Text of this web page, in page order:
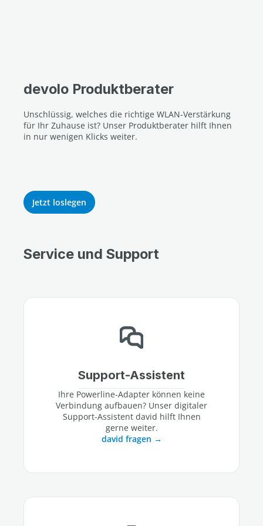
devolo Produktberater
Unschlüssig, welches die richtige WLAN-Verstärkung
für Ihr Zuhause ist? Unser Produktberater hilft Ihnen
in nur wenigen Klicks weiter.
Jetzt loslegen
Service und Support
Support-Assistent
Ihre Powerline-Adapter können keine
Verbindung aufbauen? Unser digitaler
Support-Assistent david hilft Ihnen
gerne weiter.
david fragen